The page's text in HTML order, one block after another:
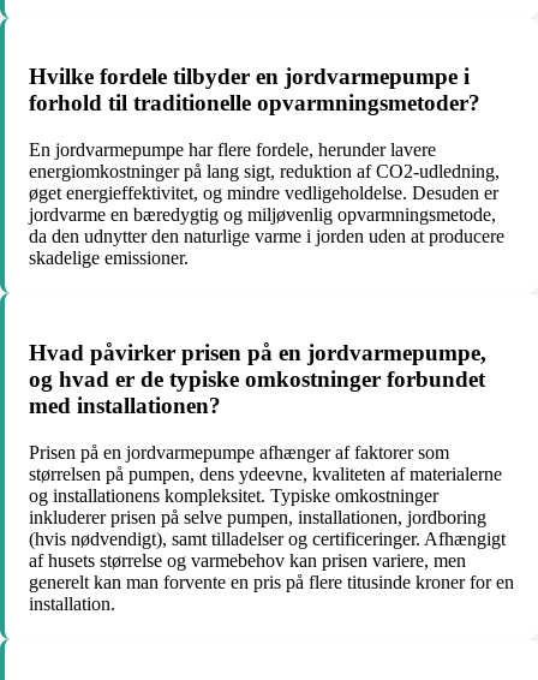
Hvilke fordele tilbyder en jordvarmepumpe i
forhold til traditionelle opvarmningsmetoder?
En jordvarmepumpe har flere fordele, herunder lavere
energiomkostninger på lang sigt, reduktion af CO2-udledning,
øget energieffektivitet, og mindre vedligeholdelse. Desuden er
jordvarme en bæredygtig og miljøvenlig opvarmningsmetode,
da den udnytter den naturlige varme i jorden uden at producere
skadelige emissioner.
Hvad påvirker prisen på en jordvarmepumpe,
og hvad er de typiske omkostninger forbundet
med installationen?
Prisen på en jordvarmepumpe afhænger af faktorer som
størrelsen på pumpen, dens ydeevne, kvaliteten af materialerne
og installationens kompleksitet. Typiske omkostninger
inkluderer prisen på selve pumpen, installationen, jordboring
(hvis nødvendigt), samt tilladelser og certificeringer. Afhængigt
af husets størrelse og varmebehov kan prisen variere, men
generelt kan man forvente en pris på flere titusinde kroner for en
installation.